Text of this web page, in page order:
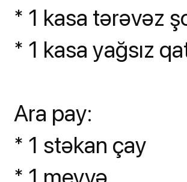
* 1 kasa tərəvəz
* 1 kasa yağsız
Ara pay:
* 1 stəkan çay